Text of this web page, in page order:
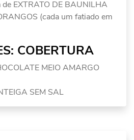
EXTRATO DE BAUNILHA
(cada um fatiado em
COBERTURA
MEIO AMARGO
SEM SAL